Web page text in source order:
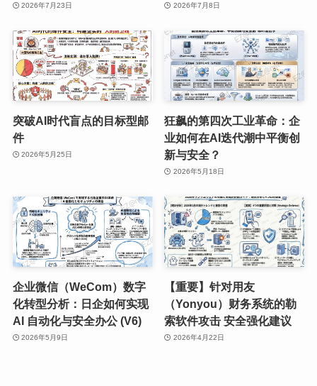
2026年7月23日 2026年7月8日
突破AI时代盲点的目标型邮
件
2026年5月25日
狂飙的第四次工业革命：企
业如何在AI迭代潮中平衡创
新与安全？
2026年5月18日
企业微信（WeCom）数字
化转型分析：日企如何实现
AI 自动化与安全办公 (V6)
2026年5月9日
【重要】针对用友
（Yonyou）财务系统的勒
索软件攻击 安全强化建议
2026年4月22日